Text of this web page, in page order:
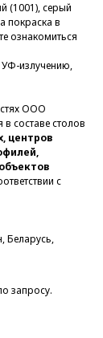
(1001), серый
покраска в
ознакомиться
УФ-излучению,
ООО
составе столов
центров
с
Беларусь,
запросу.